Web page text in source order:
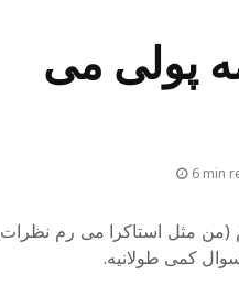
پولی می
6 min
(من مثل استاکرا می رم نظرات
کمی طولانیه.